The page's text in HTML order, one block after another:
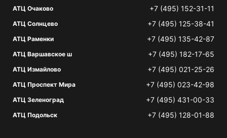
АТЦ Очаково +7 (495) 152-31-11
АТЦ Солнцево +7 (495) 125-38-41
АТЦ Раменки +7 (495) 135-42-87
АТЦ Варшавское ш +7 (495) 182-17-65
АТЦ Измайлово +7 (495) 021-25-26
АТЦ Проспект Мира +7 (495) 023-42-98
АТЦ Зеленоград +7 (495) 431-00-33
АТЦ Подольск +7 (495) 128-01-88